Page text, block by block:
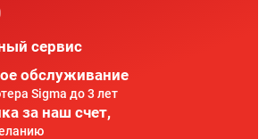
сервис
обслуживание
Sigma до 3 лет
за наш счет,